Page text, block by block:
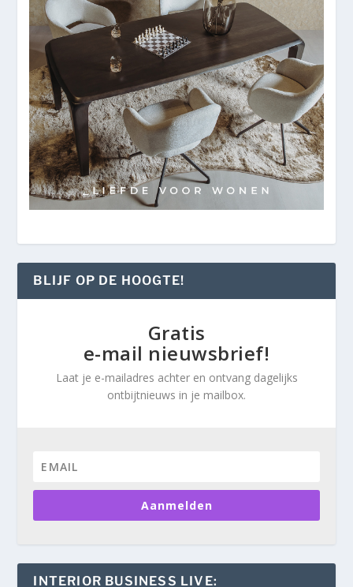
BLIJF OP DE HOOGTE!
Gratis
e-mail nieuwsbrief!
Laat je e-mailadres achter en ontvang dagelijks
ontbijtnieuws in je mailbox.
Aanmelden
INTERIOR BUSINESS LIVE: